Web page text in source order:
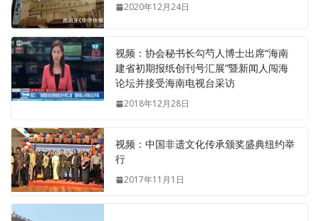
2020年12月24日
视频：协会秘书长勾芍人博士出席“海南
建省初期报纸创刊号汇展”暨新闻人闯海
论坛并接受海南电视台采访
2018年12月28日
视频：中国非遗文化传承颁奖盛典纽约举
行
2017年11月1日